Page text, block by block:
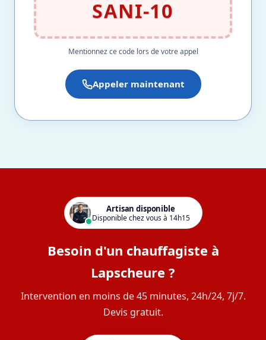
SANI-10
Mentionnez ce code lors de votre appel
Appeler maintenant
Artisan disponible
Disponible chez vous à 14h15
Besoin d'un chauffagiste à
Lapscheure ?
Intervention en moins de 45 minutes, 24h/24, 7j/7.
Devis gratuit.